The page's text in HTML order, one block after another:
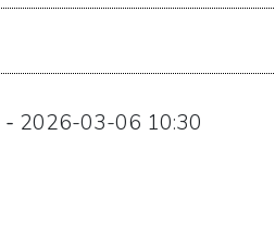
- 2026-03-06 10:30